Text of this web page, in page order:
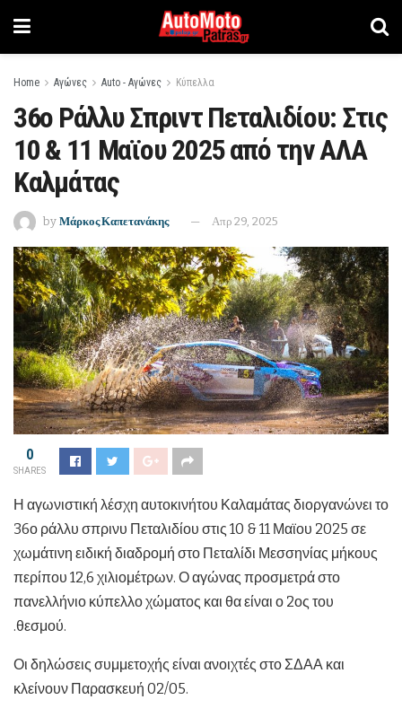
Home Αγώνες Auto - Αγώνες Κύπελλα
36ο Ράλλυ Σπριντ Πεταλιδίου: Στις
10 & 11 Μαϊου 2025 από την ΑΛΑ
Καλμάτας
by Μάρκος Καπετανάκης Απρ 29, 2025
0
SHARES
Η αγωνιστική λέσχη αυτοκινήτου Καλαμάτας διοργανώνει το
36ο ράλλυ σπρινυ Πεταλιδίου στις 10 & 11 Μαϊου 2025 σε
χωμάτινη ειδική διαδρομή στο Πεταλίδι Μεσσηνίας μήκους
περίπου 12,6 χιλιομέτρων. Ο αγώνας προσμετρά στο
πανελλήνιο κύπελλο χώματος και θα είναι ο 2ος του
.θεσμού.
Οι δηλώσεις συμμετοχής είναι ανοιχτές στο ΣΔΑΑ και
κλείνουν Παρασκευή 02/05.